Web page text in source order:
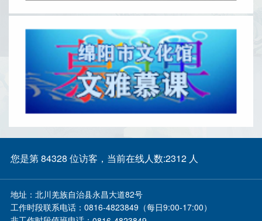
您是第 84328 位访客，当前在线人数:2312 人
地址： 北川羌族自治县永昌大道82号
工作时段联系电话： 0816-4823849（每日9:00-17:00）